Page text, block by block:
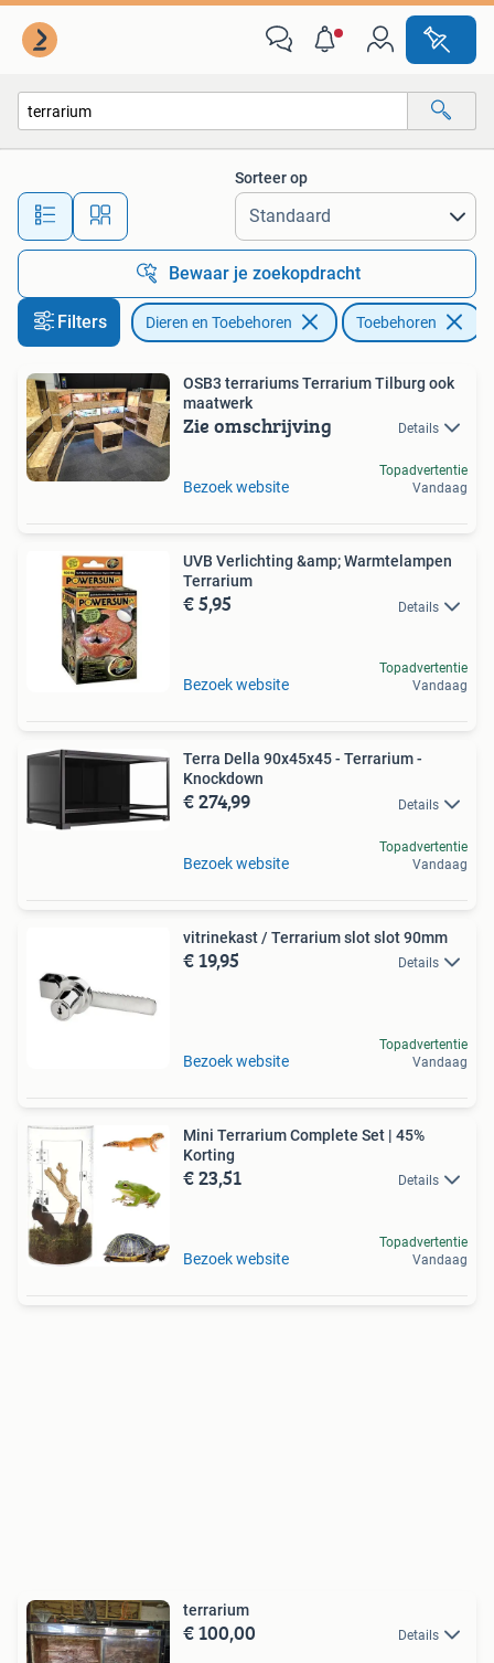
Alle afstanden…
Sorteer op
Bewaar je zoekopdracht
Filters Dieren en Toebehoren Toebehoren
OSB3 terrariums Terrarium Tilburg ook
maatwerk
Zie omschrijving Details
Bezoek website
Topadvertentie
Vandaag
UVB Verlichting &amp; Warmtelampen
Terrarium
€ 5,95 Details
Bezoek website
Topadvertentie
Vandaag
Terra Della 90x45x45 - Terrarium -
Knockdown
€ 274,99 Details
Bezoek website
Topadvertentie
Vandaag
vitrinekast / Terrarium slot slot 90mm
€ 19,95 Details
Bezoek website
Topadvertentie
Vandaag
Mini Terrarium Complete Set | 45%
Korting
€ 23,51 Details
Bezoek website
Topadvertentie
Vandaag
terrarium
€ 100,00 Details